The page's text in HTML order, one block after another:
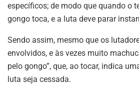
específicos; de modo que quando o
gongo toca, e a luta deve parar
Sendo assim, mesmo que os
envolvidos, e às vezes muito
pelo gongo”, que, ao tocar, indica
luta seja cessada.